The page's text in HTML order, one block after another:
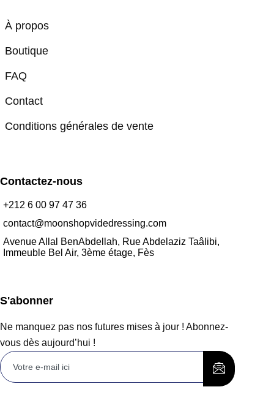
À propos
Boutique
FAQ
Contact
Conditions générales de vente
Contactez-nous
+212 6 00 97 47 36
contact@moonshopvidedressing.com
Avenue Allal BenAbdellah, Rue Abdelaziz Taâlibi,
Immeuble Bel Air, 3ème étage, Fès
S'abonner
Ne manquez pas nos futures mises à jour ! Abonnez-
vous dès aujourd’hui !